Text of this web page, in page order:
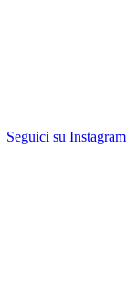
Seguici su Instagram